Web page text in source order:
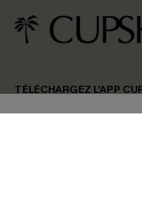
TÉLÉCHARGEZ L’APP
produits susceptibles
confidentialité
. Vous